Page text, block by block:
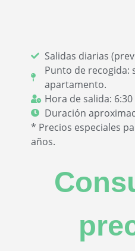
Salidas diarias
Punto de recogida:
apartamento.
Hora de salida:
Duración
* Precios especiales
años.